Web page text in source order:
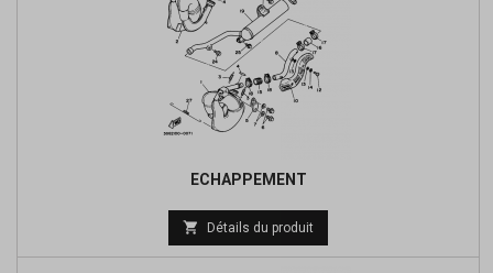
ECHAPPEMENT
Prix
de
 Détails du produit